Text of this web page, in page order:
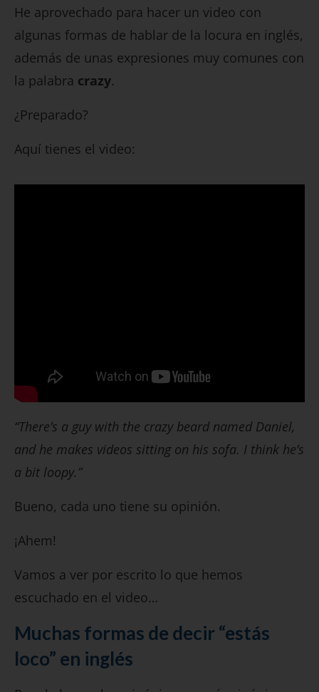
He aprovechado para hacer un video con
algunas formas de hablar de la locura en inglés,
además de unas expresiones muy comunes con
la palabra crazy.
¿Preparado?
Aquí tienes el video:
“There’s a guy with the crazy beard named Daniel,
and he makes videos sitting on his sofa. I think he’s
a bit loopy.”
Bueno, cada uno tiene su opinión.
¡Ahem!
Vamos a ver por escrito lo que hemos
escuchado en el video…
Muchas formas de decir “estás
loco” en inglés